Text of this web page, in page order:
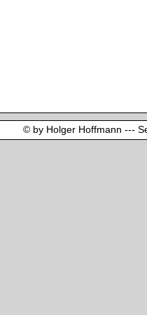
© by Holger Hoffmann ---